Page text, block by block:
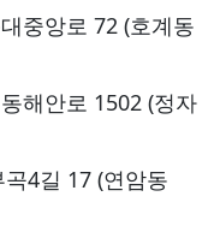
중앙로 72 (호계동
해안로 1502 (정자
4길 17 (연암동